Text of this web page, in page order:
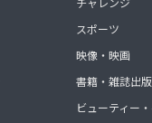
費が発生いたします。
のご案内ページにをご
ます。
スポーツ
映像・映画
書籍・雑誌出版
ビューティー